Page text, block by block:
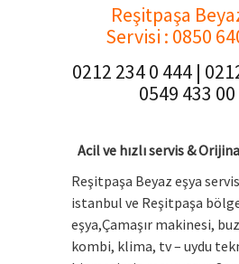
Reşitpaşa
Servisi : 0850
0212 234 0 444 |
0549 433 00
Acil ve hızlı servis &
Reşitpaşa Beyaz eşya
istanbul ve Reşitpaşa
eşya,Çamaşır makinesi,
kombi, klima, tv – uydu